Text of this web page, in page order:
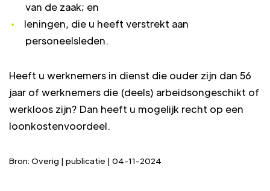
van de zaak; en
leningen, die u heeft verstrekt aan
personeelsleden.
Heeft u werknemers in dienst die ouder zijn dan 56
jaar of werknemers die (deels) arbeidsongeschikt of
werkloos zijn? Dan heeft u mogelijk recht op een
loonkostenvoordeel.
Bron: Overig | publicatie | 04-11-2024